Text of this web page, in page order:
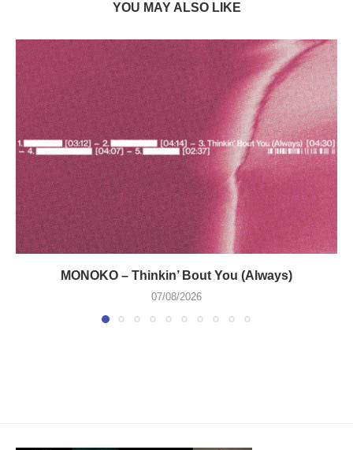
YOU MAY ALSO LIKE
MONOKO – Thinkin’ Bout You (Always)
07/08/2026